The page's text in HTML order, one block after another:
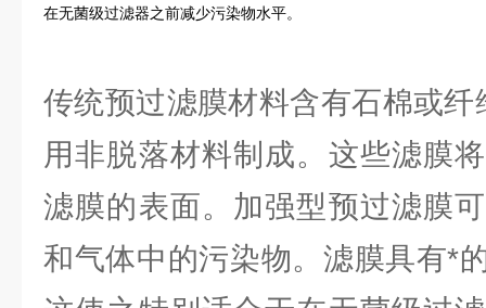
在无菌级过滤器之前减少污染物水平。
传统预过滤膜材料含有石棉或
用非脱落材料制成。这些滤膜
滤膜的表面。加强型预过滤膜
和气体中的污染物。滤膜具有*